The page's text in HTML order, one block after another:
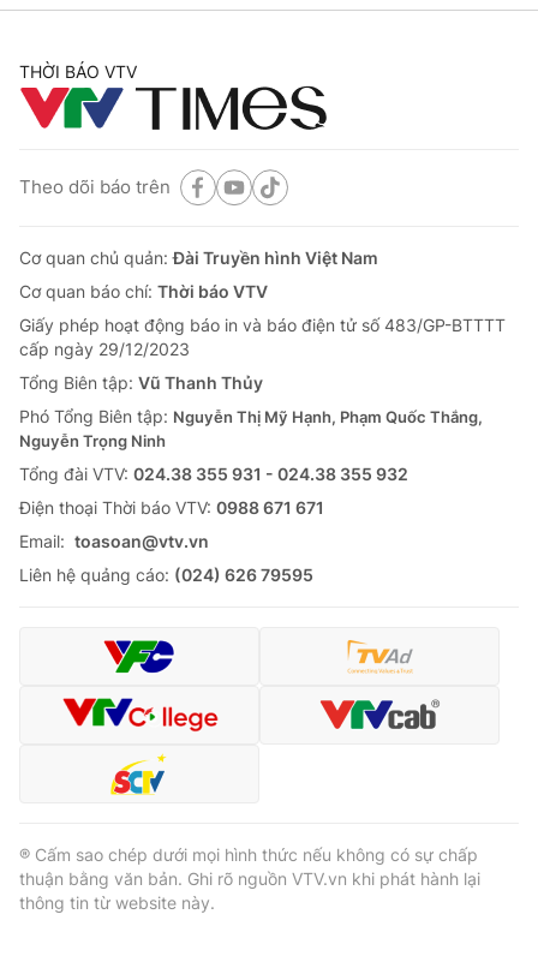
THỜI BÁO VTV
Theo dõi báo trên
Cơ quan chủ quản:Đài Truyền hình Việt Nam
Cơ quan báo chí: Thời báo VTV
Giấy phép hoạt động báo in và báo điện tử số 483/GP-BTTTT
cấp ngày 29/12/2023
Tổng Biên tập: Vũ Thanh Thủy
Phó Tổng Biên tập: Nguyễn Thị Mỹ Hạnh, Phạm Quốc Thắng,
Nguyễn Trọng Ninh
Tổng đài VTV: 024.38 355 931 - 024.38 355 932
Ðiện thoại Thời báo VTV: 0988 671 671
Email: toasoan@vtv.vn
Liên hệ quảng cáo: (024) 626 79595
® Cấm sao chép dưới mọi hình thức nếu không có sự chấp
thuận bằng văn bản. Ghi rõ nguồn VTV.vn khi phát hành lại
thông tin từ website này.